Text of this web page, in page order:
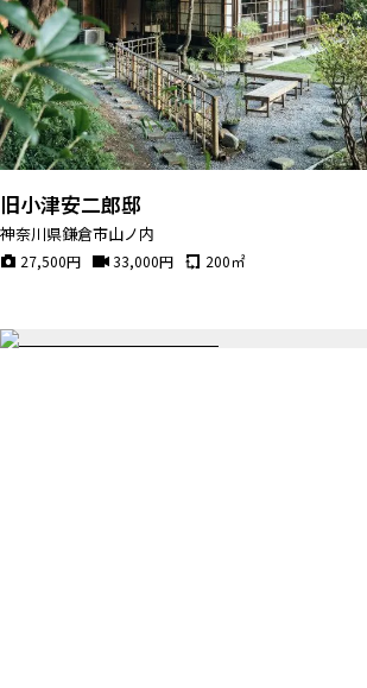
旧小津安二郎邸
神奈川県鎌倉市山ノ内
27,500円 33,000円 200㎡